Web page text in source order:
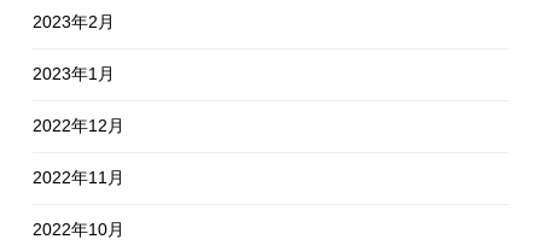
2023年2月
2023年1月
2022年12月
2022年11月
2022年10月